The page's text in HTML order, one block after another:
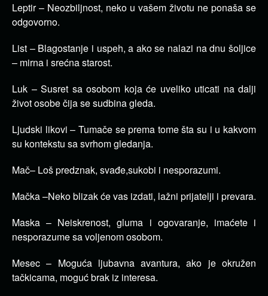
Leptir – Neozbiljnost, neko u vašem životu ne ponaša se
odgovorno.
List – Blagostanje i uspeh, a ako se nalazi na dnu šoljice
– mirna i srećna starost.
Luk – Susret sa osobom koja će uveliko uticati na dalji
život osobe čija se sudbina gleda.
Ljudski likovi – Tumače se prema tome šta su i u kakvom
su kontekstu sa svrhom gledanja.
Mač– Loš predznak, svađe,sukobi i nesporazumi.
Mačka –Neko blizak će vas izdati, lažni prijatelji i prevara.
Maska – Neiskrenost, gluma i ogovaranje, imaćete i
nesporazume sa voljenom osobom.
Mesec – Moguća ljubavna avantura, ako je okružen
tačkicama, moguć brak iz interesa.